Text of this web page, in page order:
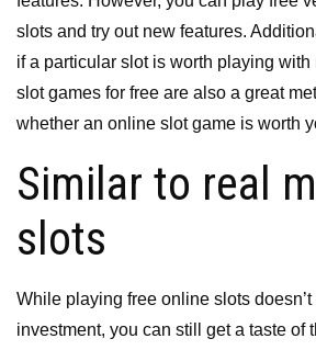
slots and try out new features.
if a particular slot is worth playing
slot games for free are also a great
whether an online slot game is worth
Similar to real
slots
While playing free online slots doesn’t
investment, you can still get a taste of